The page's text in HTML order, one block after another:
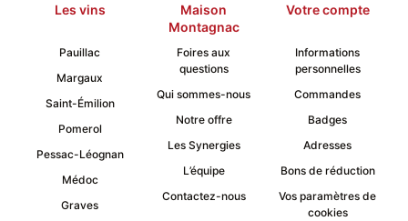
Les vins
Maison
Montagnac
Votre compte
Pauillac
Margaux
Saint-Émilion
Pomerol
Pessac-Léognan
Médoc
Graves
Foires aux
questions
Qui sommes-nous
Notre offre
Les Synergies
L’équipe
Contactez-nous
Informations
personnelles
Commandes
Badges
Adresses
Bons de réduction
Vos paramètres de
cookies